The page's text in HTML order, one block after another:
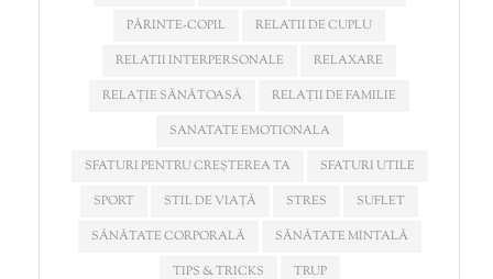
PĂRINTE-COPIL
RELATII DE CUPLU
RELATII INTERPERSONALE
RELAXARE
RELAȚIE SĂNĂTOASĂ
RELAȚII DE FAMILIE
SANATATE EMOTIONALA
SFATURI PENTRU CREȘTEREA TA
SFATURI UTILE
SPORT
STIL DE VIAȚĂ STRES
SUFLET
SĂNĂTATE CORPORALĂ
SĂNĂTATE MINTALĂ
TIPS & TRICKS
TRUP